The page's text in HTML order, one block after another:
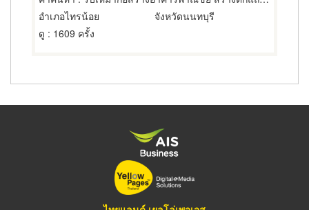
อำเภอไทรน้อย
จังหวัดนนทบุรี
ดู : 1609 ครั้ง